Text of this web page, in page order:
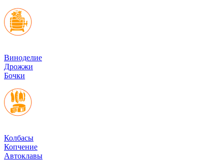
Виноделие
Дрожжи
Бочки
Колбасы
Копчение
Автоклавы